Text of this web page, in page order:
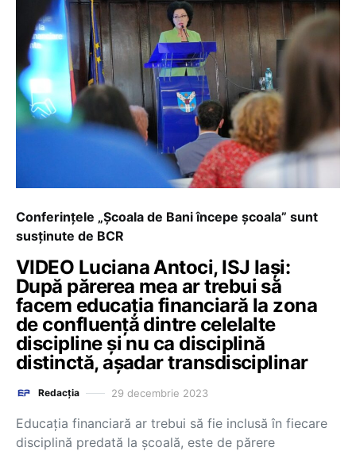
Conferințele „Școala de Bani începe școala” sunt
susținute de BCR
VIDEO Luciana Antoci, ISJ Iași:
După părerea mea ar trebui să
facem educația financiară la zona
de confluență dintre celelalte
discipline și nu ca disciplină
distinctă, așadar transdisciplinar
Redacția 29 decembrie 2023
Educația financiară ar trebui să fie inclusă în fiecare
disciplină predată la școală, este de părere